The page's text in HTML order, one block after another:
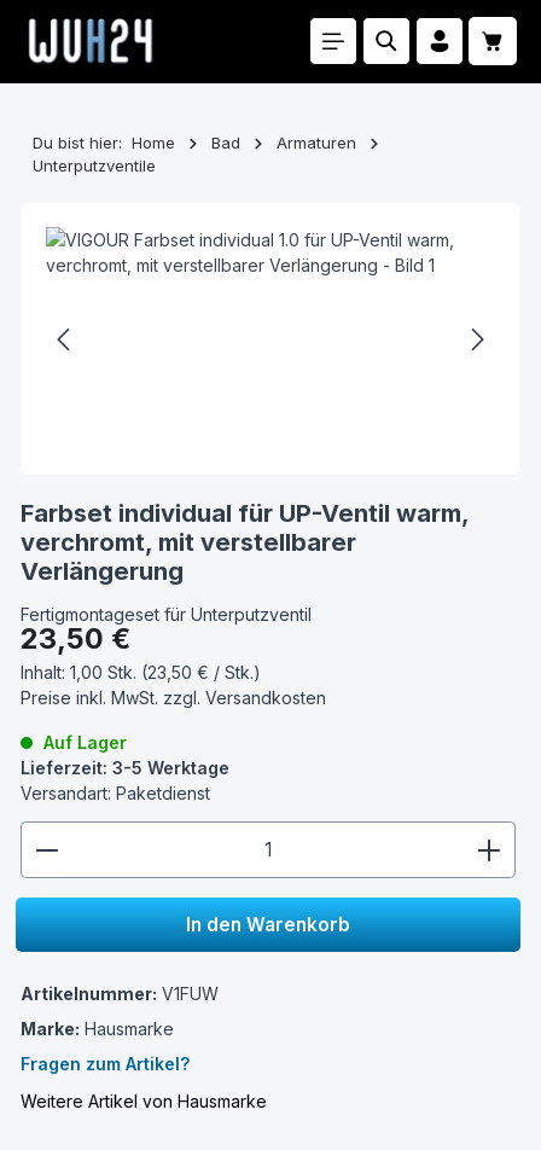
Zum Hauptinhalt springen
Du bist hier: Home Bad
Armaturen
Unterputzventile
Farbset individual für UP-Ventil warm,
verchromt, mit verstellbarer
Verlängerung
Fertigmontageset für Unterputzventil
Regulärer Preis:
23,50 €
Inhalt: 1,00 Stk. (23,50 € / Stk.)
Preise inkl. MwSt. zzgl. Versandkosten
Auf Lager
Lieferzeit: 3-5 Werktage
Versandart: Paketdienst
In den Warenkorb
Artikelnummer: V1FUW
Marke: Hausmarke
Fragen zum Artikel?
Weitere Artikel von Hausmarke